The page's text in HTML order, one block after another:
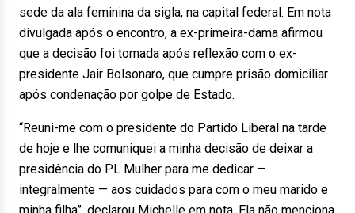
sede da ala feminina da sigla, na capital federal. Em nota
divulgada após o encontro, a ex-primeira-dama afirmou
que a decisão foi tomada após reflexão com o ex-
presidente Jair Bolsonaro, que cumpre prisão domiciliar
após condenação por golpe de Estado.
“Reuni-me com o presidente do Partido Liberal na tarde
de hoje e lhe comuniquei a minha decisão de deixar a
presidência do PL Mulher para me dedicar —
integralmente — aos cuidados para com o meu marido e